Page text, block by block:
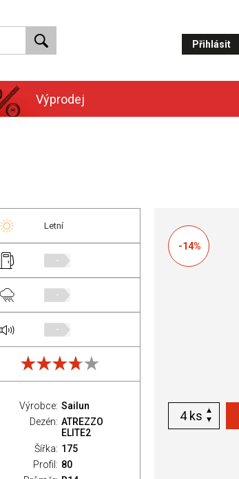
Přihlásit
Výprodej
Letní
-
-
-
Výrobce: Sailun
Dezén: ATREZZO
ELITE2
Šířka: 175
Profil: 80
-14%
ks